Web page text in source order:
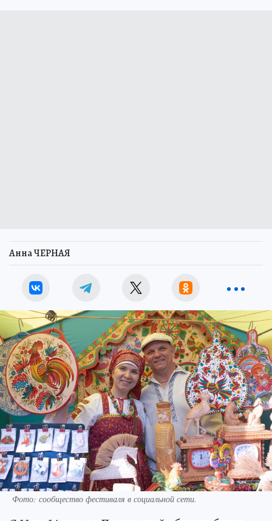
Анна ЧЕРНАЯ
Фото: сообщество фестиваля в социальной сети.